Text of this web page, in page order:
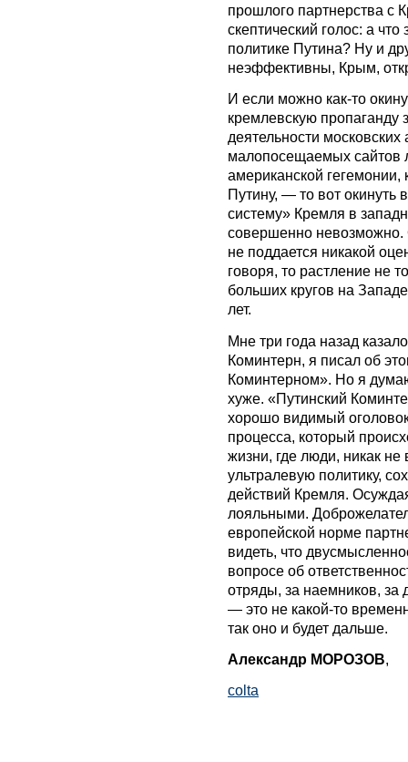
прошлого партнерства
скептический голос: а
политике Путина? Ну и
неэффективны, Крым,
И если можно как-то
кремлевскую пропаганду
деятельности московских
малопосещаемых сайтов
американской
Путину, — то вот окинуть
систему» Кремля в
совершенно невозможно.
не поддается никакой
говоря, то растление не
больших кругов на
лет.
Мне три года назад
Коминтерн, я писал об
Коминтерном». Но я
хуже. «Путинский
хорошо видимый
процесса, который
жизни, где люди, никак
ультралевую политику,
действий Кремля.
лояльными.
европейской норме
видеть, что
вопросе об
отряды, за наемников, за
— это не какой-то
так оно и будет дальше.
Александр МОРОЗОВ,
colta